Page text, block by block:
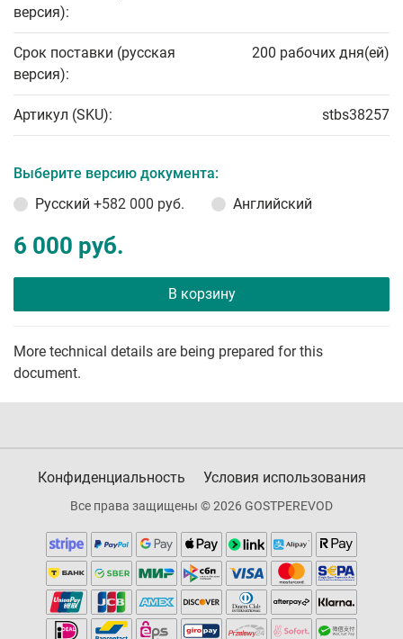
версия):
Срок поставки (русская
версия):
200 рабочих дня(ей)
Артикул (SKU): stbs38257
Выберите версию документа:
Русский +582 000 руб. Английский
6 000 руб.
В корзину
More technical details are being prepared for this
document.
Конфиденциальность Условия использования
Все права защищены © 2026 GOSTPEREVOD